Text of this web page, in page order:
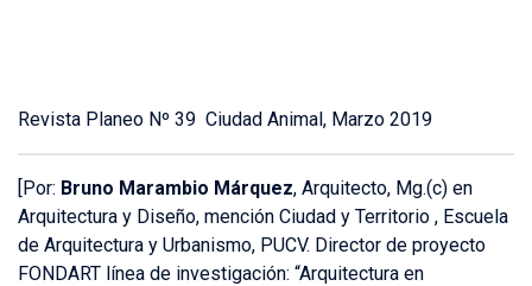
Revista Planeo Nº 39 Ciudad Animal, Marzo 2019
[Por: Bruno Marambio Márquez, Arquitecto, Mg.(c) en
Arquitectura y Diseño, mención Ciudad y Territorio , Escuela
de Arquitectura y Urbanismo, PUCV. Director de proyecto
FONDART línea de investigación: “Arquitectura en